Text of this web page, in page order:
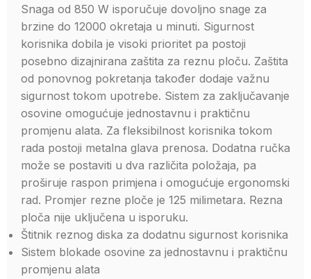
Snaga od 850 W isporučuje dovoljno snage za
brzine do 12000 okretaja u minuti. Sigurnost
korisnika dobila je visoki prioritet pa postoji
posebno dizajnirana zaštita za reznu ploču. Zaštita
od ponovnog pokretanja također dodaje važnu
sigurnost tokom upotrebe. Sistem za zaključavanje
osovine omogućuje jednostavnu i praktičnu
promjenu alata. Za fleksibilnost korisnika tokom
rada postoji metalna glava prenosa. Dodatna ručka
može se postaviti u dva različita položaja, pa
proširuje raspon primjena i omogućuje ergonomski
rad. Promjer rezne ploče je 125 milimetara. Rezna
ploča nije uključena u isporuku.
Štitnik reznog diska za dodatnu sigurnost korisnika
Sistem blokade osovine za jednostavnu i praktičnu
promjenu alata